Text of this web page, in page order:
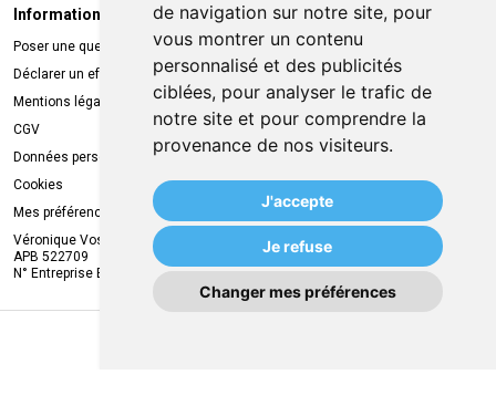
de navigation sur notre site, pour
vous montrer un contenu
personnalisé et des publicités
ciblées, pour analyser le trafic de
notre site et pour comprendre la
provenance de nos visiteurs.
J'accepte
Je refuse
Changer mes préférences
Informations légales
Poser une question
Déclarer un effet indésirable
Mentions légales
CGV
Données personnelles
Cookies
Mes préférences Cookies
Véronique Vos
APB 522709
N° Entreprise BE0749.944.612
Livraison
Retrait à la pharmacie
Livraison chez vous
Livraison dans un Point Relais